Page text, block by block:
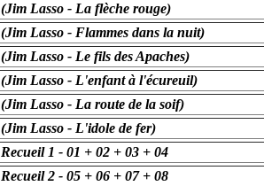
(Jim Lasso - La flèche rouge)
(Jim Lasso - Flammes dans la nuit)
(Jim Lasso - Le fils des Apaches)
(Jim Lasso - L'enfant à l'écureuil)
(Jim Lasso - La route de la soif)
(Jim Lasso - L'idole de fer)
Recueil 1 - 01 + 02 + 03 + 04
Recueil 2 - 05 + 06 + 07 + 08